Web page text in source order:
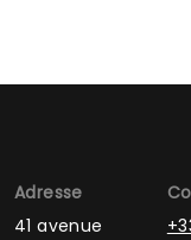
Adresse
41 avenue